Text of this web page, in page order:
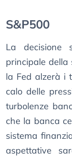
S&P500
La decisione
principale della
la Fed alzerà i
calo delle
turbolenze
che la banca
sistema
aspettative